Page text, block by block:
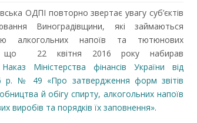
ОДПІ повторно звертає увагу суб’єктів
Виноградівщини, які займаються
алкогольних напоїв та тютюнових
що 22 квітня 2016 року набирав
Наказ Міністерства фінансів України від
р. № 49 «Про затвердження форм звітів
й обігу спирту, алкогольних напоїв
виробів та порядків їх заповнення».
В ОЛЕКСАНДРА РОМАНА
НАЙБІЛЬШЕ ДЗВІНОЧКІВ У ВСІЙ
УКРАЇНІ...